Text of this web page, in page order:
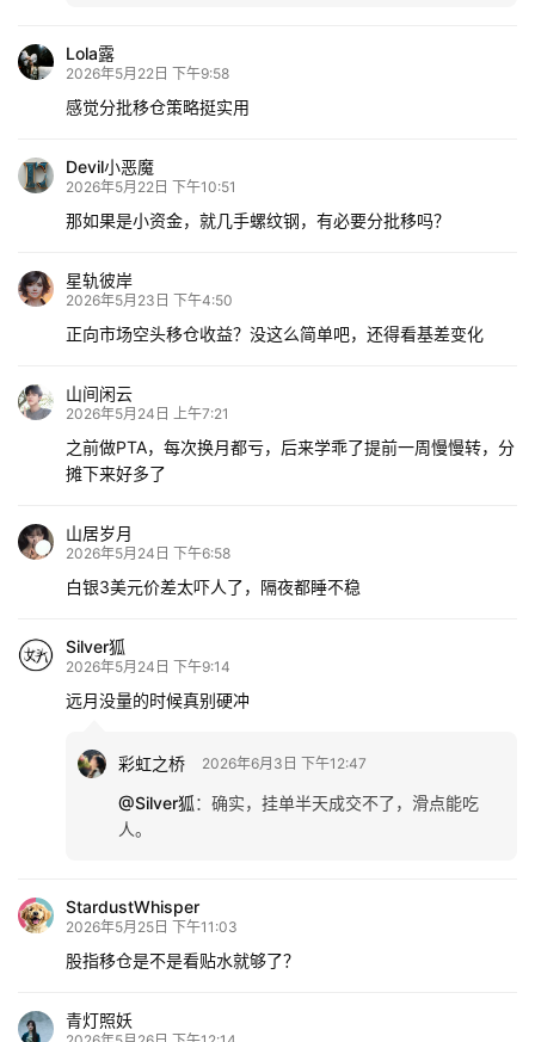
Lola露
2026年5月22日 下午9:58
感觉分批移仓策略挺实用
Devil小恶魔
2026年5月22日 下午10:51
那如果是小资金，就几手螺纹钢，有必要分批移吗？
星轨彼岸
2026年5月23日 下午4:50
正向市场空头移仓收益？没这么简单吧，还得看基差变化
山间闲云
2026年5月24日 上午7:21
之前做PTA，每次换月都亏，后来学乖了提前一周慢慢转，分
摊下来好多了
山居岁月
2026年5月24日 下午6:58
白银3美元价差太吓人了，隔夜都睡不稳
Silver狐
2026年5月24日 下午9:14
远月没量的时候真别硬冲
彩虹之桥 2026年6月3日 下午12:47
@Silver狐： 确实，挂单半天成交不了，滑点能吃
人。
StardustWhisper
2026年5月25日 下午11:03
股指移仓是不是看贴水就够了？
青灯照妖